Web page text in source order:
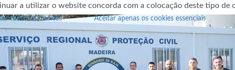
a utilizar o website concorda com a colocação deste tipo de
todos os cookies Aceitar apenas os cookies essenciais